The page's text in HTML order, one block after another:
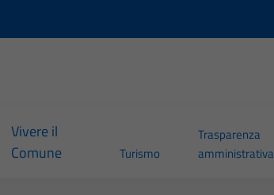
Vivere il
Comune
Turismo
Trasparenza
amministrativa